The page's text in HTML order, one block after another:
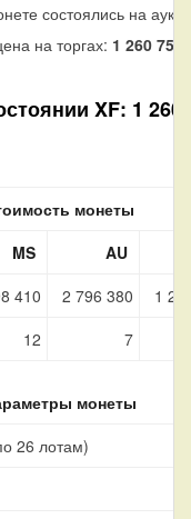
состоялись на
на торгах: 1 260 750
XF: 1 260
монеты
MS
AU
410 2 796 380
1
12 7
монеты
26 лотам)